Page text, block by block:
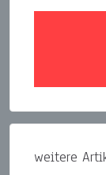
weitere